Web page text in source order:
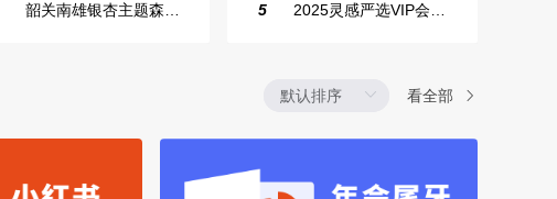
韶关南雄银杏主题森林公园总体设计概念规划方案 5 2025灵感严选VIP会员手册【向团队介绍/采购报销用】
看全部